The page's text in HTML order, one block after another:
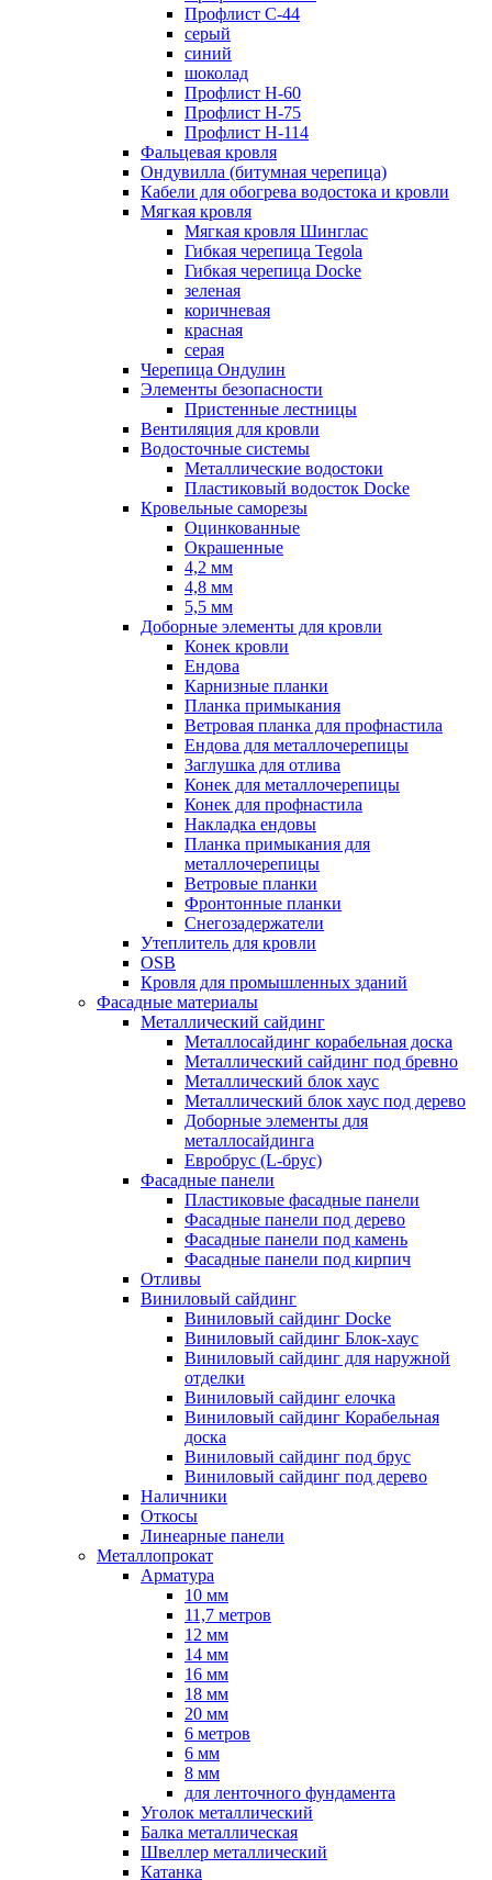
Профлист С-44
серый
синий
шоколад
Профлист Н-60
Профлист Н-75
Профлист H-114
Фальцевая кровля
Ондувилла (битумная черепица)
Кабели для обогрева водостока и кровли
Мягкая кровля
Мягкая кровля Шинглас
Гибкая черепица Tegola
Гибкая черепица Docke
зеленая
коричневая
красная
серая
Черепица Ондулин
Элементы безопасности
Пристенные лестницы
Вентиляция для кровли
Водосточные системы
Металлические водостоки
Пластиковый водосток Docke
Кровельные саморезы
Оцинкованные
Окрашенные
4,2 мм
4,8 мм
5,5 мм
Доборные элементы для кровли
Конек кровли
Ендова
Карнизные планки
Планка примыкания
Ветровая планка для профнастила
Ендова для металлочерепицы
Заглушка для отлива
Конек для металлочерепицы
Конек для профнастила
Накладка ендовы
Планка примыкания для
металлочерепицы
Ветровые планки
Фронтонные планки
Снегозадержатели
Утеплитель для кровли
OSB
Кровля для промышленных зданий
Фасадные материалы
Металлический сайдинг
Металлосайдинг корабельная доска
Металлический сайдинг под бревно
Металлический блок хаус
Металлический блок хаус под дерево
Доборные элементы для
металлосайдинга
Евробрус (L-брус)
Фасадные панели
Пластиковые фасадные панели
Фасадные панели под дерево
Фасадные панели под камень
Фасадные панели под кирпич
Отливы
Виниловый сайдинг
Виниловый сайдинг Docke
Виниловый сайдинг Блок-хаус
Виниловый сайдинг для наружной
отделки
Виниловый сайдинг елочка
Виниловый сайдинг Корабельная
доска
Виниловый сайдинг под брус
Виниловый сайдинг под дерево
Наличники
Откосы
Линеарные панели
Металлопрокат
Арматура
10 мм
11,7 метров
12 мм
14 мм
16 мм
18 мм
20 мм
6 метров
6 мм
8 мм
для ленточного фундамента
Уголок металлический
Балка металлическая
Швеллер металлический
Катанка